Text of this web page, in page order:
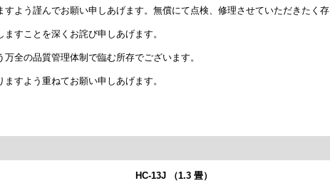
よう謹んでお願い申しあげます。無償にて点検、修理させていただきたく存
すことを深くお詫び申しあげます。
全の品質管理体制で臨む所存でございます。
すよう重ねてお願い申しあげます。
HC-13J （1.3 畳）